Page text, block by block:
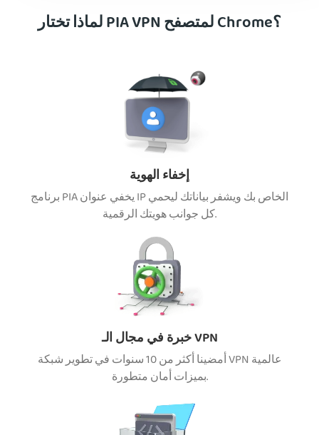
لماذا تختار PIA VPN لمتصفح Chrome؟
إخفاء الهوية
برنامج PIA يخفي عنوان IP الخاص بك ويشفر بياناتك ليحمي
كل جوانب هويتك الرقمية.
خبرة في مجال الـ VPN
أمضينا أكثر من 10 سنوات في تطوير شبكة VPN عالمية
بميزات أمان متطورة.